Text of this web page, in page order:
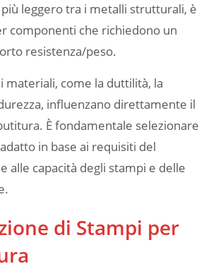
più leggero tra i metalli strutturali, è
componenti che richiedono un
resistenza/peso.
materiali, come la duttilità, la
influenzano direttamente il
È fondamentale selezionare
in base ai requisiti del
alle capacità degli stampi e delle
di Stampi per